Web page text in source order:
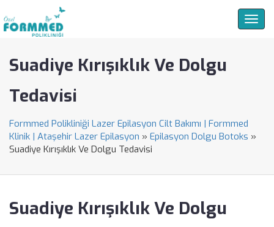
Suadiye Kırışıklık Ve Dolgu
Tedavisi
Formmed Polikliniği Lazer Epilasyon Cilt Bakımı | Formmed
Klinik | Ataşehir Lazer Epilasyon » Epilasyon Dolgu Botoks »
Suadiye Kırışıklık Ve Dolgu Tedavisi
Suadiye Kırışıklık Ve Dolgu